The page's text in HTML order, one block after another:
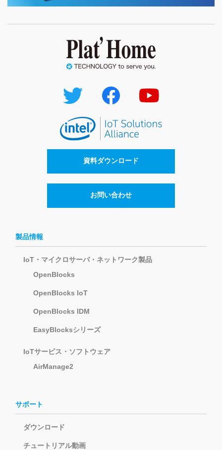
資料ダウンロード
お問い合わせ
製品情報
IoT・マイクロサーバ・ネットワーク製品
OpenBlocks
OpenBlocks IoT
OpenBlocks IDM
EasyBlocksシリーズ
IoTサービス・ソフトウェア
AirManage2
サポート
ダウンロード
チュートリアル動画